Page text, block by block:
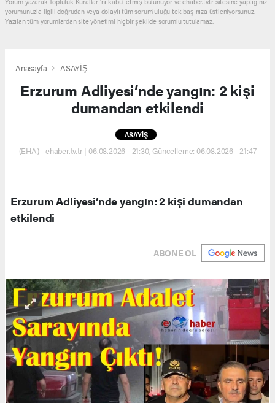
yorumunuzla ilgili doğrudan veya dolaylı tüm sorumluluğu tek başınıza üstleniyorsunuz.
Yazılan tüm yorumlardan site yönetimi hiçbir şekilde sorumlu tutulamaz.
Anasayfa ASAYİŞ
Erzurum Adliyesi’nde yangın: 2 kişi
dumandan etkilendi
ASAYİŞ
(EHA) - ehaber.tv.tr | 06.08.2026 - 21:30, Güncelleme: 06.08.2026 - 21:47
Erzurum Adliyesi’nde yangın: 2 kişi dumandan
etkilendi
ABONE OL